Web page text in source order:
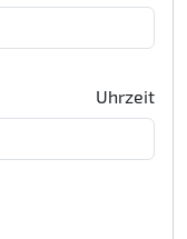
Uhrzeit